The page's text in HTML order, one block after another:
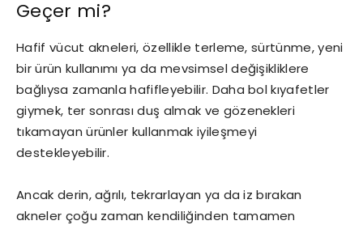
Geçer mi?
Hafif vücut akneleri, özellikle terleme, sürtünme, yeni
bir ürün kullanımı ya da mevsimsel değişikliklere
bağlıysa zamanla hafifleyebilir. Daha bol kıyafetler
giymek, ter sonrası duş almak ve gözenekleri
tıkamayan ürünler kullanmak iyileşmeyi
destekleyebilir.
Ancak derin, ağrılı, tekrarlayan ya da iz bırakan
akneler çoğu zaman kendiliğinden tamamen